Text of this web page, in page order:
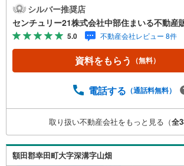
いる不動産販売の強み西三河エリア・
営業しています！地域密着で多数の物
ますので条件に合う物件をまとめてご
チュリー21加盟店独自のネットワーク
の取扱物件もございます。また、当社
フォームなどもご相談可能です！「今
い」など、物件のご紹介以外でも気に
家族皆様でお越しいただける大型店舗
備）。【現地ご案内 随時受け付けてい
付 9:00～20:00（年中無休）年中無休
ん平日夜やお仕事終わりのご内覧、女
るご案内も可能です！
シルバー推奨店
センチュリー21株式会社中部住まいる不動産
5.0 不動産会社レビュー 8件
資料をもらう （無料）
電話する （通話料無料）
取り扱い不動産会社をもっと見る（全3
額田郡幸田町大字深溝字山畑